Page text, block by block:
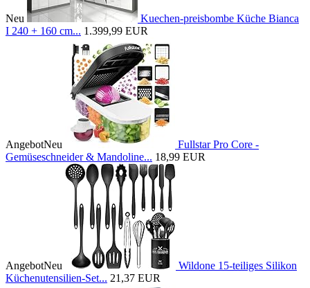
Neu
Kuechen-preisbombe Küche Bianca
I 240 + 160 cm... 1.399,99 EUR
AngebotNeu
Fullstar Pro Core -
Gemüseschneider & Mandoline... 18,99 EUR
AngebotNeu
Wildone 15-teiliges Silikon
Küchenutensilien-Set... 21,37 EUR